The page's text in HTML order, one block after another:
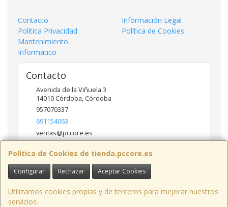
Política de Cookies de tienda.pccore.es
Configurar Rechazar Aceptar Cookies
Utilizamos cookies propias y de terceros para mejorar nuestros
servicios.
Contacto
Información Legal
Política Privacidad
Política de Cookies
Mantenimiento
Informatico
Contacto
Avenida de la Viñuela 3
14010 Córdoba, Córdoba
957070337
691154063
ventas@pccore.es
Horario
10-13:30